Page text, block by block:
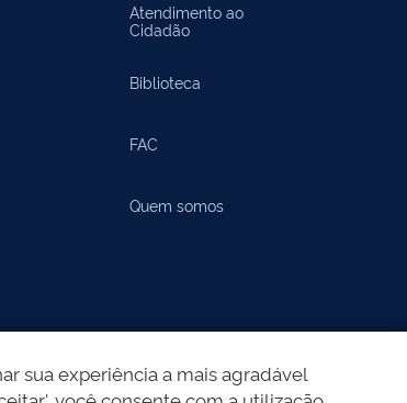
Atendimento ao
Cidadão
Biblioteca
FAC
Quem somos
sua experiência a mais agradável